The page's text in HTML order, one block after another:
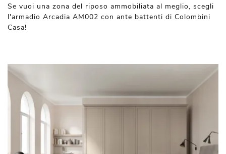
Se vuoi una zona del riposo ammobiliata al meglio, scegli
l'armadio Arcadia AM002 con ante battenti di Colombini
Casa!